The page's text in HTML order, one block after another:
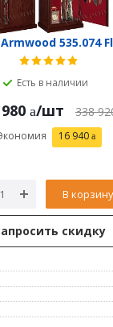
535.074
Есть в наличии
/шт 338
16 940
В корзину
скидку